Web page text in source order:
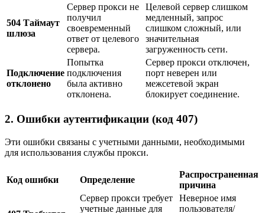
504 Таймаут
шлюза
Сервер прокси не
получил
своевременный
ответ от целевого
сервера.
Целевой сервер слишком
медленный, запрос
слишком сложный, или
значительная
загруженность сети.
Подключение
отклонено
Попытка
подключения
была активно
отклонена.
Сервер прокси отключен,
порт неверен или
межсетевой экран
блокирует соединение.
2. Ошибки аутентификации (код 407)
Эти ошибки связаны с учетными данными, необходимыми
для использования службы прокси.
Код ошибки Определение
Распространенная
причина
Сервер прокси требует
учетные данные для
Неверное имя
пользователя/